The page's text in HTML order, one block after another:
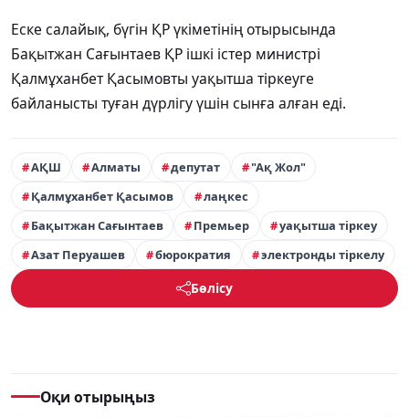
Еске салайық, бүгін ҚР үкіметінің отырысында
Бақытжан Сағынтаев ҚР ішкі істер министрі
Қалмұханбет Қасымовты уақытша тіркеуге
байланысты туған дүрлігу үшін сынға алған еді.
АҚШ Алматы депутат
"Ақ Жол"
Қалмұханбет Қасымов
лаңкес
Бақытжан Сағынтаев
Премьер
уақытша тіркеу
Азат Перуашев
бюрократия электронды тіркелу
Бөлісу
Оқи отырыңыз